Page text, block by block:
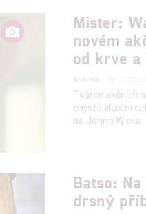
Mister:
novém
od krve a
Anarvin
Tvůrce akčních
chystá vlastní
od Johna Wicka.
Batso:
drsný